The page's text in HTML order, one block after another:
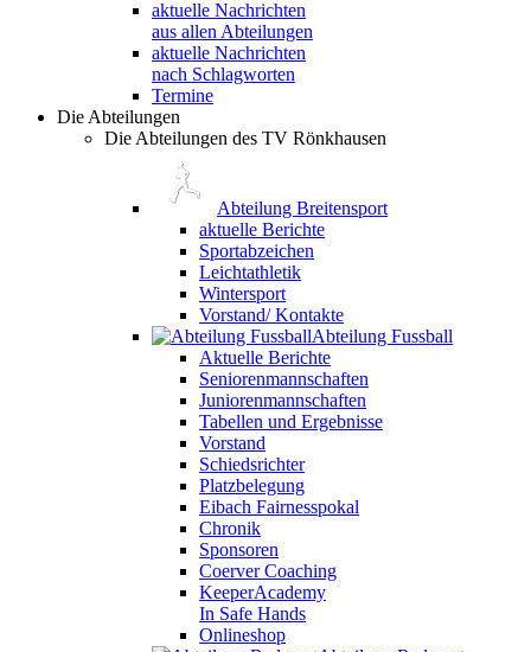
aktuelle Nachrichten
aus allen Abteilungen
aktuelle Nachrichten
nach Schlagworten
Termine
Die Abteilungen
Die Abteilungen des TV Rönkhausen
Abteilung Breitensport
aktuelle Berichte
Sportabzeichen
Leichtathletik
Wintersport
Vorstand/ Kontakte
Abteilung Fussball
Aktuelle Berichte
Seniorenmannschaften
Juniorenmannschaften
Tabellen und Ergebnisse
Vorstand
Schiedsrichter
Platzbelegung
Eibach Fairnesspokal
Chronik
Sponsoren
Coerver Coaching
KeeperAcademy
In Safe Hands
Onlineshop